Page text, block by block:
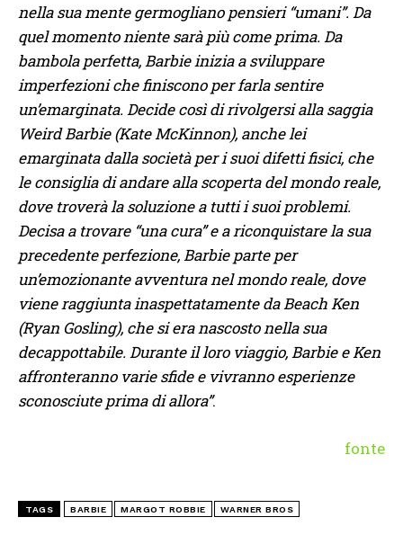
nella sua mente germogliano pensieri “umani”. Da
quel momento niente sarà più come prima. Da
bambola perfetta, Barbie inizia a sviluppare
imperfezioni che finiscono per farla sentire
un’emarginata. Decide così di rivolgersi alla saggia
Weird Barbie (Kate McKinnon), anche lei
emarginata dalla società per i suoi difetti fisici, che
le consiglia di andare alla scoperta del mondo reale,
dove troverà la soluzione a tutti i suoi problemi.
Decisa a trovare “una cura” e a riconquistare la sua
precedente perfezione, Barbie parte per
un’emozionante avventura nel mondo reale, dove
viene raggiunta inaspettatamente da Beach Ken
(Ryan Gosling), che si era nascosto nella sua
decappottabile. Durante il loro viaggio, Barbie e Ken
affronteranno varie sfide e vivranno esperienze
sconosciute prima di allora”.
fonte
TAGS BARBIE MARGOT ROBBIE WARNER BROS